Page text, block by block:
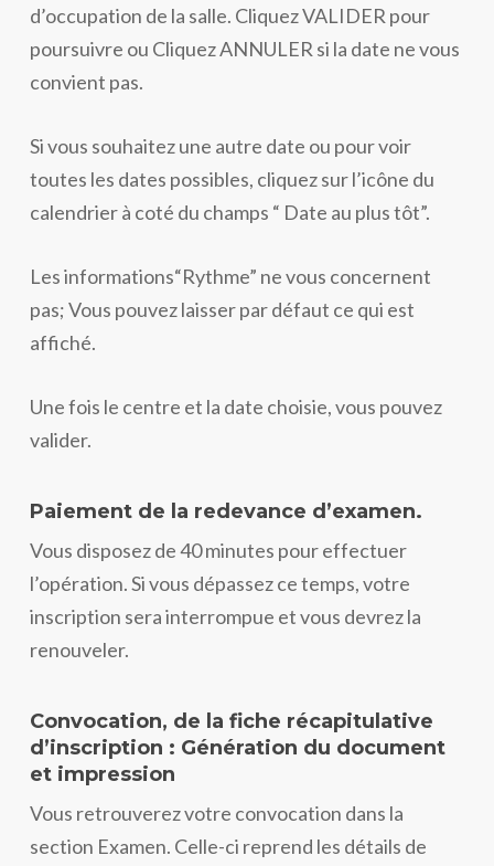
d’occupation de la salle. Cliquez VALIDER pour
poursuivre ou Cliquez ANNULER si la date ne vous
convient pas.
Si vous souhaitez une autre date ou pour voir
toutes les dates possibles, cliquez sur l’icône du
calendrier à coté du champs “ Date au plus tôt”.
Les informations“Rythme” ne vous concernent
pas; Vous pouvez laisser par défaut ce qui est
affiché.
Une fois le centre et la date choisie, vous pouvez
valider.
Paiement de la redevance d’examen.
Vous disposez de 40 minutes pour effectuer
l’opération. Si vous dépassez ce temps, votre
inscription sera interrompue et vous devrez la
renouveler.
Convocation, de la fiche récapitulative
d’inscription : Génération du document
et impression
Vous retrouverez votre convocation dans la
section Examen. Celle-ci reprend les détails de